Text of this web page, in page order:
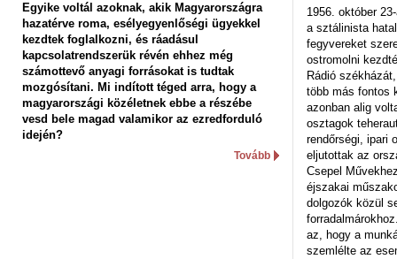
Egyike voltál azoknak, akik Magyarországra
hazatérve roma, esélyegyenlőségi ügyekkel
kezdtek foglalkozni, és ráadásul
kapcsolatrendszerük révén ehhez még
számottevő anyagi forrásokat is tudtak
mozgósítani. Mi indított téged arra, hogy a
magyarországi közéletnek ebbe a részébe
vesd bele magad valamikor az ezredforduló
idején?
Tovább
1956. október
a sztálinista
fegyvereket
ostromolni
Rádió
több más fontos
azonban alig
osztagok
rendőrségi, ipari
eljutottak az
Csepel
éjszakai
dolgozók közül
az, hogy a
szemlélte az